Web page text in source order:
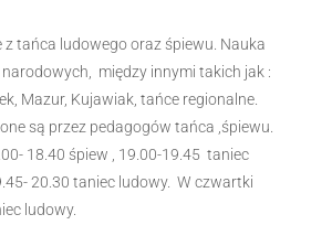
z tańca ludowego oraz śpiewu. Nauka
między innymi takich jak :
Mazur, Kujawiak, tańce regionalne.
są przez pedagogów tańca ,śpiewu.
18.40 śpiew , 19.00-19.45 taniec
20.30 taniec ludowy. W czwartki
ludowy.